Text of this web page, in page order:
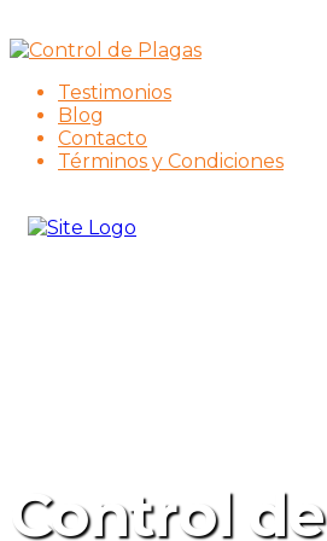
Testimonios
Blog
Contacto
Términos y Condiciones
Control